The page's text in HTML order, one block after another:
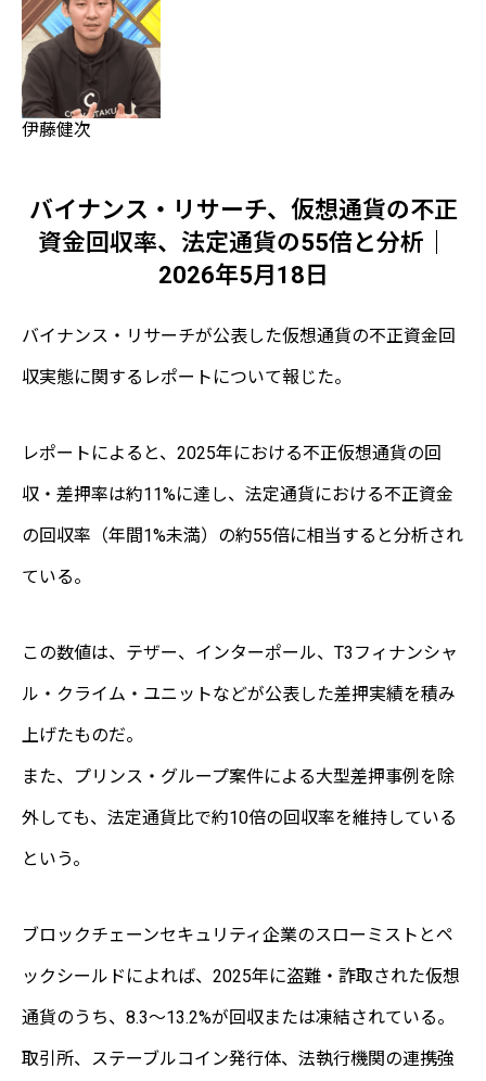
伊藤健次
バイナンス・リサーチ、仮想通貨の不正
資金回収率、法定通貨の55倍と分析｜
2026年5月18日
バイナンス・リサーチが公表した仮想通貨の不正資金回
収実態に関するレポートについて報じた。
レポートによると、2025年における不正仮想通貨の回
収・差押率は約11%に達し、法定通貨における不正資金
の回収率（年間1%未満）の約55倍に相当すると分析され
ている。
この数値は、テザー、インターポール、T3フィナンシャ
ル・クライム・ユニットなどが公表した差押実績を積み
上げたものだ。
また、プリンス・グループ案件による大型差押事例を除
外しても、法定通貨比で約10倍の回収率を維持している
という。
ブロックチェーンセキュリティ企業のスローミストとペ
ックシールドによれば、2025年に盗難・詐取された仮想
通貨のうち、8.3〜13.2%が回収または凍結されている。
取引所、ステーブルコイン発行体、法執行機関の連携強